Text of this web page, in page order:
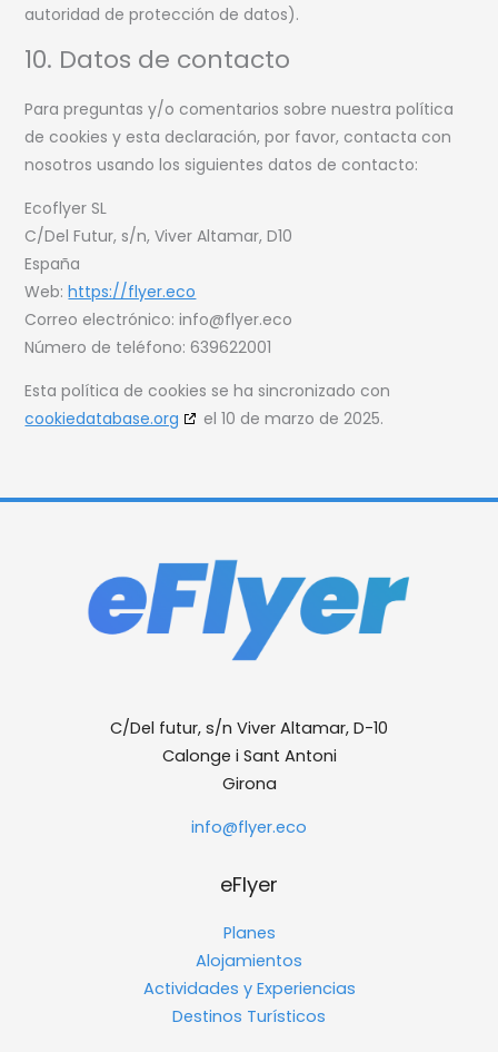
autoridad de protección de datos).
10. Datos de contacto
Para preguntas y/o comentarios sobre nuestra política
de cookies y esta declaración, por favor, contacta con
nosotros usando los siguientes datos de contacto:
Ecoflyer SL
C/Del Futur, s/n, Viver Altamar, D10
España
Web:https://flyer.eco
Correo electrónico:info@flyer.eco
Número de teléfono: 639622001
Esta política de cookies se ha sincronizado con
cookiedatabase.org
el 10 de marzo de 2025.
C/Del futur, s/n Viver Altamar, D-10
Calonge i Sant Antoni
Girona
info@flyer.eco
eFlyer
Planes
Alojamientos
Actividades y Experiencias
Destinos Turísticos